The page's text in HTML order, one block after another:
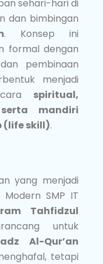
sehari-hari di
dan bimbingan
. Konsep ini
formal dengan
pembinaan
menjadi
spiritual,
mandiri
(life skill).
yang menjadi
SMP IT
Tahfidzul
untuk
Al-Qur’an
tetapi